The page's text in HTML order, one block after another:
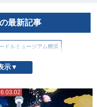
最新記事
ドルミュージアム横浜
シフィコ横浜
示▼